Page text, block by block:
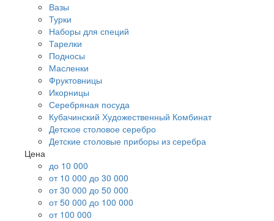
Вазы
Турки
Наборы для специй
Тарелки
Подносы
Масленки
Фруктовницы
Икорницы
Серебряная посуда
Кубачинский Художественный Комбинат
Детское столовое серебро
Детские столовые приборы из серебра
Цена
до 10 000
от 10 000 до 30 000
от 30 000 до 50 000
от 50 000 до 100 000
от 100 000